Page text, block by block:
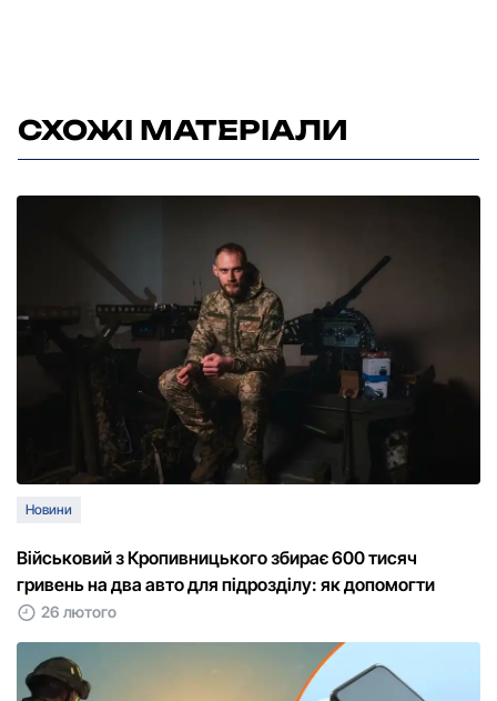
СХОЖІ МАТЕРІАЛИ
Новини
Військовий з Кропивницького збирає 600 тисяч
гривень на два авто для підрозділу: як допомогти
26 лютого